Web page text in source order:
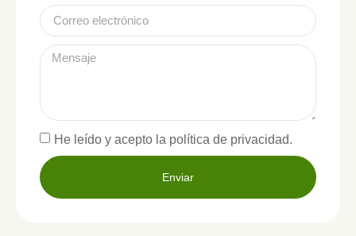
He leído y acepto la política de privacidad.
Enviar